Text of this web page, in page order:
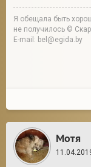
Я обещала быть
не получилось ©
E-mail: bel@egida.by
Мотя